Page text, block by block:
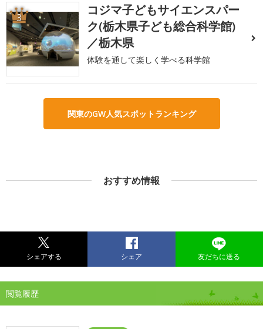
3
コジマ子どもサイエンスパー
ク(栃木県子ども総合科学館)
／栃木県
体験を通して楽しく学べる科学館
関東のGW人気スポットランキング
おすすめ情報
シェアする シェア 友だちに送る
閲覧履歴